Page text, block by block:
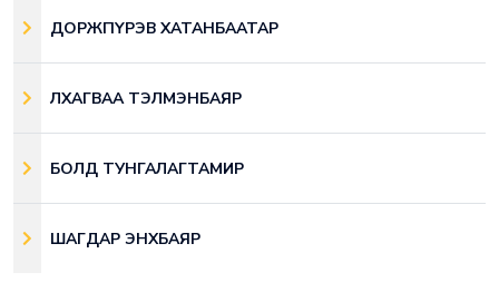
ДОРЖПҮРЭВ ХАТАНБААТАР
ЛХАГВАА ТЭЛМЭНБАЯР
БОЛД ТУНГАЛАГТАМИР
ШАГДАР ЭНХБАЯР